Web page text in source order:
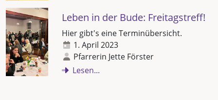
Leben in der Bude: Freitagstreff!
Hier gibt's eine Terminübersicht.
1. April 2023
Pfarrerin Jette Förster
Lesen...